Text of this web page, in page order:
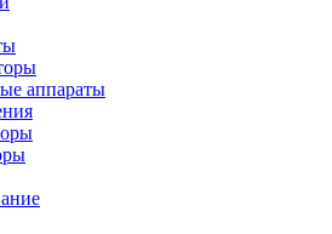
аппараты